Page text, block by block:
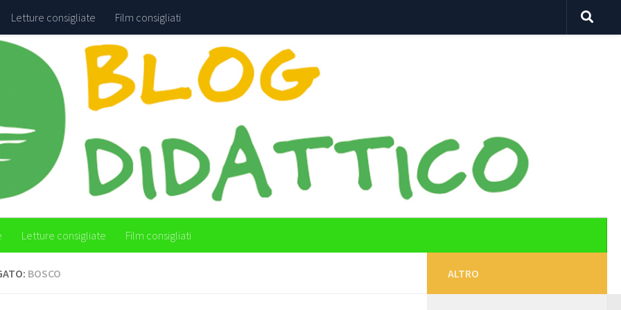
Letture consigliate Film consigliati
Letture consigliate Film consigliati
BOSCO ALTRO